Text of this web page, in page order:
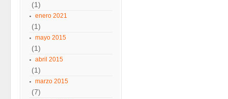
(1)
enero 2021
(1)
mayo 2015
(1)
abril 2015
(1)
marzo 2015
(7)